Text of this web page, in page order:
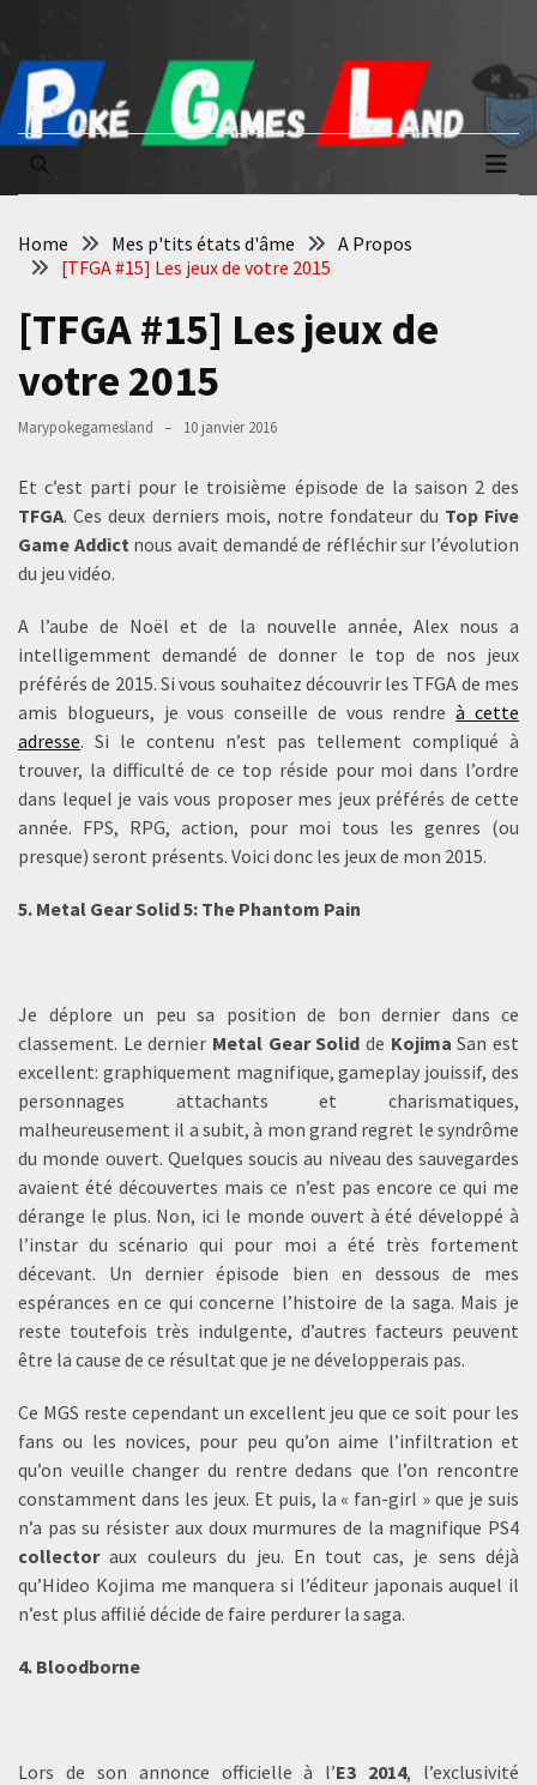
content
content
Poké Games
La passion du jeu vidéo
Home Mes p'tits états d'âme
A Propos
[TFGA #15] Les jeux de votre 2015
[TFGA #15] Les jeux de
votre 2015
Marypokegamesland 10 janvier 2016
Et c’est parti pour le troisième épisode de la saison 2 des
TFGA. Ces deux derniers mois, notre fondateur du Top Five
Game Addict nous avait demandé de réfléchir sur l’évolution
du jeu vidéo.
A l’aube de Noël et de la nouvelle année, Alex nous a
intelligemment demandé de donner le top de nos jeux
préférés de 2015. Si vous souhaitez découvrir les TFGA de mes
amis blogueurs, je vous conseille de vous rendreà cette
adresse. Si le contenu n’est pas tellement compliqué à
trouver, la difficulté de ce top réside pour moi dans l’ordre
dans lequel je vais vous proposer mes jeux préférés de cette
année. FPS, RPG, action, pour moi tous les genres (ou
presque) seront présents. Voici donc les jeux de mon 2015.
5. Metal Gear Solid 5: The Phantom Pain
Je déplore un peu sa position de bon dernier dans ce
classement. Le dernier Metal Gear Solid de Kojima San est
excellent: graphiquement magnifique, gameplay jouissif, des
personnages attachants et charismatiques,
malheureusement il a subit, à mon grand regret le syndrôme
du monde ouvert. Quelques soucis au niveau des sauvegardes
avaient été découvertes mais ce n’est pas encore ce qui me
dérange le plus. Non, ici le monde ouvert à été développé à
l’instar du scénario qui pour moi a été très fortement
décevant. Un dernier épisode bien en dessous de mes
espérances en ce qui concerne l’histoire de la saga. Mais je
reste toutefois très indulgente, d’autres facteurs peuvent
être la cause de ce résultat que je ne développerais pas.
Ce MGS reste cependant un excellent jeu que ce soit pour les
fans ou les novices, pour peu qu’on aime l’infiltration et
qu’on veuille changer du rentre dedans que l’on rencontre
constamment dans les jeux. Et puis, la « fan-girl » que je suis
n’a pas su résister aux doux murmures de la magnifique PS4
collectoraux couleurs du jeu. En tout cas, je sens déjà
qu’Hideo Kojima me manquera si l’éditeur japonais auquel il
n’est plus affilié décide de faire perdurer la saga.
4. Bloodborne
Lors de son annonce officielle à l’E3 2014, l’exclusivité